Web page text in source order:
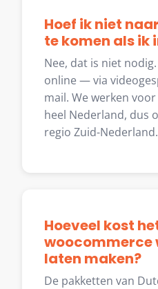
Hoef ik niet
te komen als ik
Nee, dat is niet
online — via
mail. We werken
heel Nederland, dus
regio Zuid-Nederland.
Hoeveel kost
woocommerce
laten maken?
De pakketten van